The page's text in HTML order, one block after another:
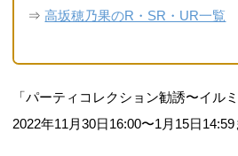
⇒高坂穂乃果のR・SR・UR一覧
「パーティコレクション勧誘〜イル
2022年11月30日16:00〜1月15日14:59